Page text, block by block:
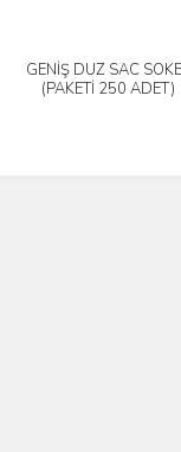
GENİŞ DÜZ SAC
(PAKETİ 250 ADET)
İncele